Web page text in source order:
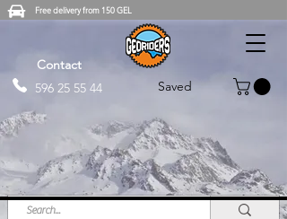
Free delivery from 150 GEL
Contact
596 25 55 44
Saved